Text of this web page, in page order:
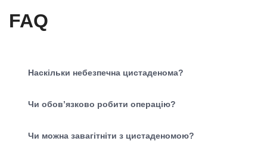
FAQ
Наскільки небезпечна цистаденома?
Чи обов’язково робити операцію?
Чи можна завагітніти з цистаденомою?